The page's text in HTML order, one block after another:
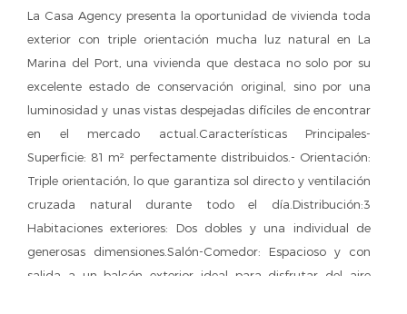
La Casa Agency presenta la oportunidad de vivienda toda
exterior con triple orientación mucha luz natural en La
Marina del Port, una vivienda que destaca no solo por su
excelente estado de conservación original, sino por una
luminosidad y unas vistas despejadas difíciles de encontrar
en el mercado actual.Características Principales-
Superficie: 81 m² perfectamente distribuidos.- Orientación:
Triple orientación, lo que garantiza sol directo y ventilación
cruzada natural durante todo el día.Distribución:3
Habitaciones exteriores: Dos dobles y una individual de
generosas dimensiones.Salón-Comedor: Espacioso y con
salida a un balcón exterior ideal para disfrutar del aire